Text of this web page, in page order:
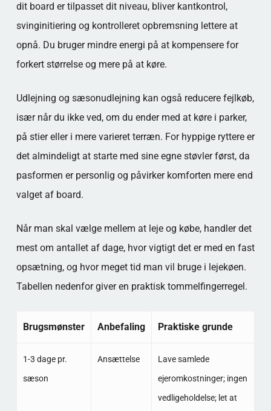
dit board er tilpasset dit niveau, bliver kantkontrol,
svinginitiering og kontrolleret opbremsning lettere at
opnå. Du bruger mindre energi på at kompensere for
forkert størrelse og mere på at køre.
Udlejning og sæsonudlejning kan også reducere fejlkøb,
især når du ikke ved, om du ender med at køre i parker,
på stier eller i mere varieret terræn. For hyppige ryttere er
det almindeligt at starte med sine egne støvler først, da
pasformen er personlig og påvirker komforten mere end
valget af board.
Når man skal vælge mellem at leje og købe, handler det
mest om antallet af dage, hvor vigtigt det er med en fast
opsætning, og hvor meget tid man vil bruge i lejekøen.
Tabellen nedenfor giver en praktisk tommelfingerregel.
Brugsmønster Anbefaling Praktiske grunde
1-3 dage pr.
sæson
Ansættelse
Lave samlede
ejeromkostninger; ingen
vedligeholdelse; let at